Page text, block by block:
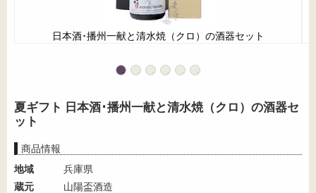
日本酒･播州一献と清水焼（クロ）の酒器セット
夏ギフト 日本酒･播州一献と清水焼（クロ）の酒器セ
ット
商品情報
地域
兵庫県
蔵元
山陽盃酒造